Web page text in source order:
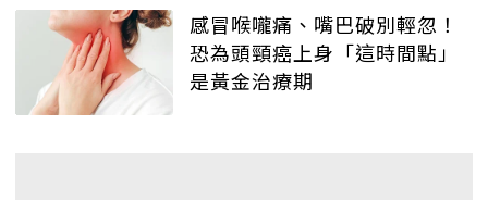
感冒喉嚨痛、嘴巴破別輕忽！
恐為頭頸癌上身「這時間點」
是黃金治療期